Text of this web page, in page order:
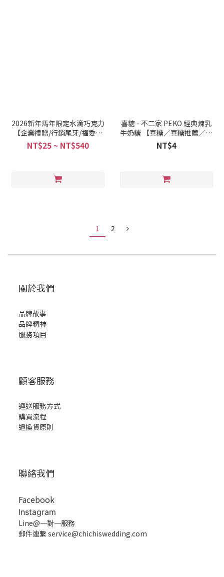
2026新年馬年限定水滴巧克力
【企業禮贈/行銷尾牙/福委活
動】
NT$25 ~ NT$540
喜糖 - 不二家 PEKO 經典煉乳
牛奶糖 【喜糖／喜糖推薦／糖
果批發】
NT$4
1 2
關於我們
品牌故事
品牌精神
服務項目
顧客服務
運送服務方式
購買流程
退換貨原則
聯絡我們
Facebook
Instagram
Line@一對一服務
郵件連繫 service@chichiswedding.com